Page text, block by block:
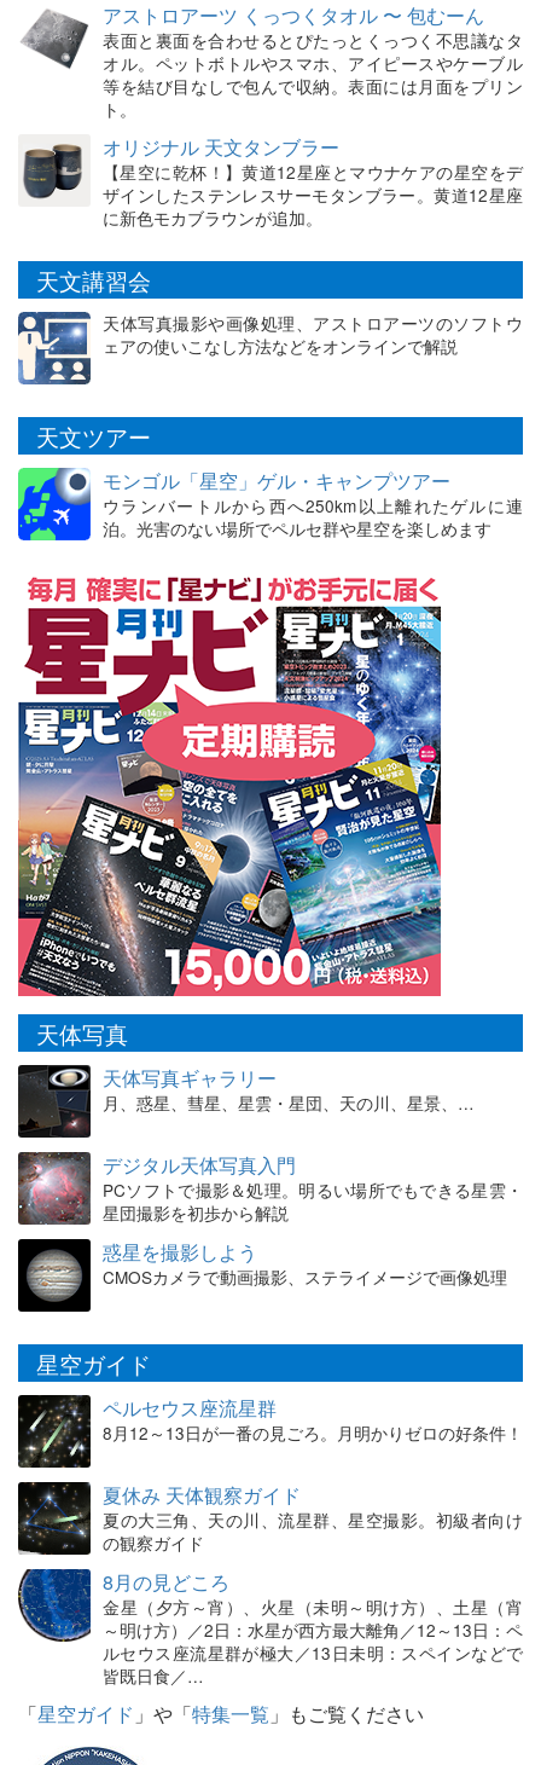
アストロアーツ くっつくタオル 〜 包むーん
表面と裏面を合わせるとぴたっとくっつく不思議なタ
オル。ペットボトルやスマホ、アイピースやケーブル
等を結び目なしで包んで収納。表面には月面をプリン
ト。
オリジナル 天文タンブラー
【星空に乾杯！】黄道12星座とマウナケアの星空をデ
ザインしたステンレスサーモタンブラー。黄道12星座
に新色モカブラウンが追加。
天文講習会
天体写真撮影や画像処理、アストロアーツのソフトウ
ェアの使いこなし方法などをオンラインで解説
天文ツアー
モンゴル「星空」ゲル・キャンプツアー
ウランバートルから西へ250km以上離れたゲルに連
泊。光害のない場所でペルセ群や星空を楽しめます
天体写真
天体写真ギャラリー
月、惑星、彗星、星雲・星団、天の川、星景、…
デジタル天体写真入門
PCソフトで撮影＆処理。明るい場所でもできる星雲・
星団撮影を初歩から解説
惑星を撮影しよう
CMOSカメラで動画撮影、ステライメージで画像処理
星空ガイド
ペルセウス座流星群
8月12～13日が一番の見ごろ。月明かりゼロの好条件！
夏休み 天体観察ガイド
夏の大三角、天の川、流星群、星空撮影。初級者向け
の観察ガイド
8月の見どころ
金星（夕方～宵）、火星（未明～明け方）、土星（宵
～明け方）／2日：水星が西方最大離角／12～13日：ペ
ルセウス座流星群が極大／13日未明：スペインなどで
皆既日食／…
「星空ガイド 」や「特集一覧 」もご覧ください